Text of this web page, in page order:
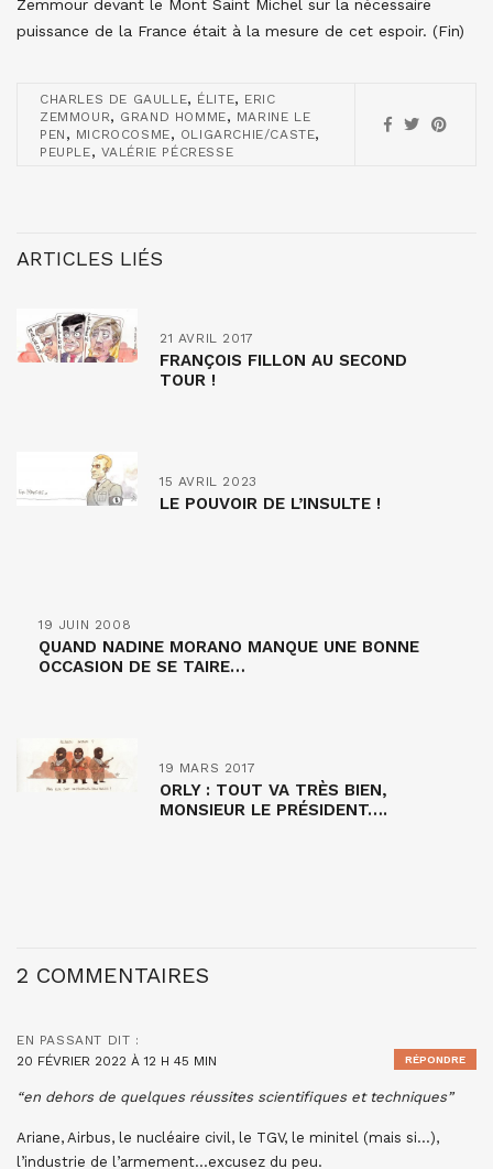
Zemmour devant le Mont Saint Michel sur la nécessaire
puissance de la France était à la mesure de cet espoir. (Fin)
CHARLES DE GAULLE, ÉLITE, ERIC
ZEMMOUR, GRAND HOMME, MARINE LE
PEN , MICROCOSME, OLIGARCHIE/CASTE,
PEUPLE, VALÉRIE PÉCRESSE
ARTICLES LIÉS
21 AVRIL 2017
FRANÇOIS FILLON AU SECOND
TOUR !
15 AVRIL 2023
LE POUVOIR DE L’INSULTE !
19 JUIN 2008
QUAND NADINE MORANO MANQUE UNE BONNE
OCCASION DE SE TAIRE…
19 MARS 2017
ORLY : TOUT VA TRÈS BIEN,
MONSIEUR LE PRÉSIDENT….
2 COMMENTAIRES
EN PASSANT DIT :
20 FÉVRIER 2022 À 12 H 45 MIN
“en dehors de quelques réussites scientifiques et techniques”
Ariane, Airbus, le nucléaire civil, le TGV, le minitel (mais si…),
l’industrie de l’armement…excusez du peu.
RÉPONDRE